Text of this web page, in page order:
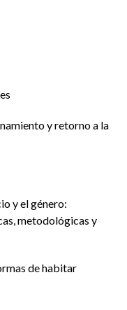
y retorno a la
y el género:
metodológicas y
de habitar